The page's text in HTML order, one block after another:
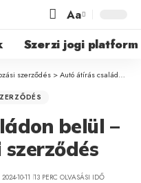
Aa
Szerzi jogi platform
szerződés >Autó átírás családon belül – ajándékozási szerződés
belül –
10-11 13 PERC OLVASÁSI IDŐ